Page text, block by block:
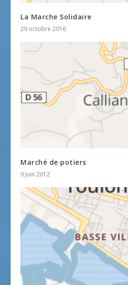
La Marche Solidaire
29 octobre 2016
Marché de potiers
9 juin 2012